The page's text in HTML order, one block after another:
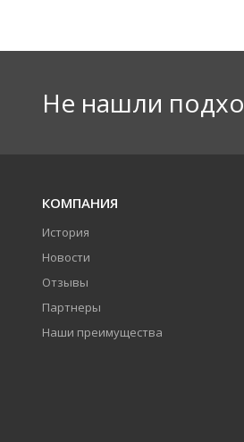
Не нашли
КОМПАНИЯ
История
Новости
Отзывы
Партнеры
Наши преимущества